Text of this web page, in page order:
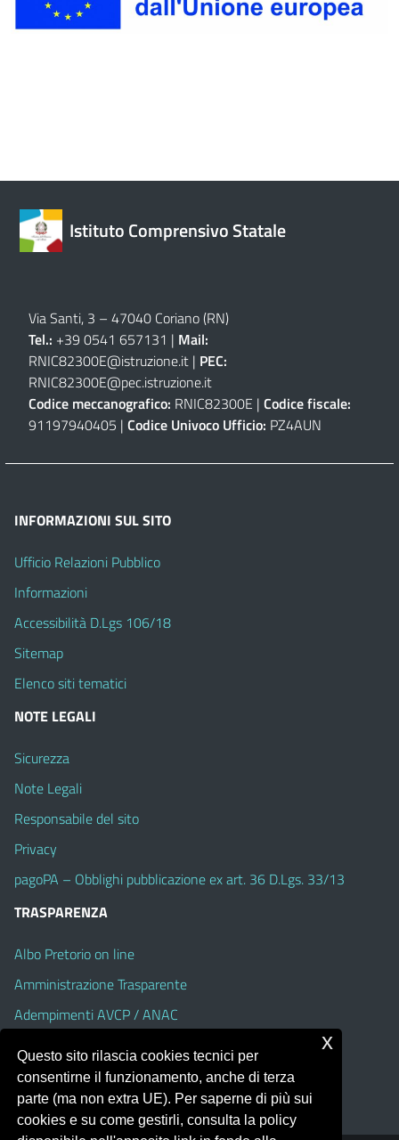
Istituto Comprensivo Statale
Via Santi, 3 – 47040 Coriano (RN)
Tel.: +39 0541 657131 | Mail:
RNIC82300E@istruzione.it | PEC:
RNIC82300E@pec.istruzione.it
Codice meccanografico: RNIC82300E | Codice fiscale:
91197940405 | Codice Univoco Ufficio: PZ4AUN
INFORMAZIONI SUL SITO
Ufficio Relazioni Pubblico
Informazioni
Accessibilità D.Lgs 106/18
Sitemap
Elenco siti tematici
NOTE LEGALI
Sicurezza
Note Legali
Responsabile del sito
Privacy
pagoPA – Obblighi pubblicazione ex art. 36 D.Lgs. 33/13
TRASPARENZA
Albo Pretorio on line
Amministrazione Trasparente
Adempimenti AVCP / ANAC
Accesso Civico
Dichiarazione di accessibilità
Questo sito rilascia cookies tecnici per
consentirne il funzionamento, anche di terza
parte (ma non extra UE). Per saperne di più sui
cookies e su come gestirli, consulta la policy
x